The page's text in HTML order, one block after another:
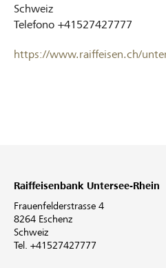
Schweiz
Telefono +41527427777
https://www.raiffeisen.ch/
Raiffeisenbank Untersee-Rhein
Frauenfelderstrasse 4
8264 Eschenz
Schweiz
Tel. +41527427777